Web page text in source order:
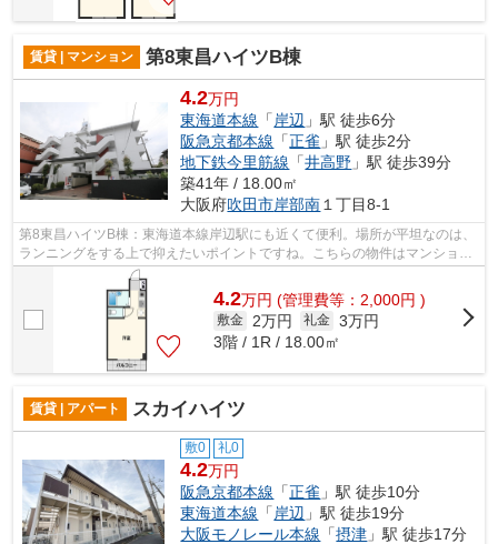
賃貸 | マンション 第8東昌ハイツB棟
4.2万円
東海道本線 「 岸辺 」駅 徒歩6分
阪急京都本線 「正雀 」駅 徒歩2分
地下鉄今里筋線 「井高野 」駅 徒歩39分
築41年 / 18.00㎡
大阪府吹田市岸部南 １丁目8-1
第8東昌ハイツB棟：東海道本線岸辺駅にも近くて便利。場所が平坦なのは、
ランニングをする上で抑えたいポイントですね。こちらの物件はマンション
です。共用部には敷地内ごみ置き場・...
4.2万円 (管理費等：2,000円 )
敷金 2万円 礼金 3万円
3階 / 1R / 18.00㎡
賃貸 | アパート スカイハイツ
敷0 礼0
4.2万円
阪急京都本線 「正雀 」駅 徒歩10分
東海道本線 「 岸辺 」駅 徒歩19分
大阪モノレール本線 「摂津 」駅 徒歩17分